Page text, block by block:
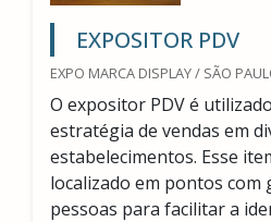
EXPOSITOR PDV
EXPO MARCA DISPLAY / SÃO
O expositor PDV é
estratégia de vendas em
estabelecimentos. Esse
localizado em pontos com
pessoas para facilitar a